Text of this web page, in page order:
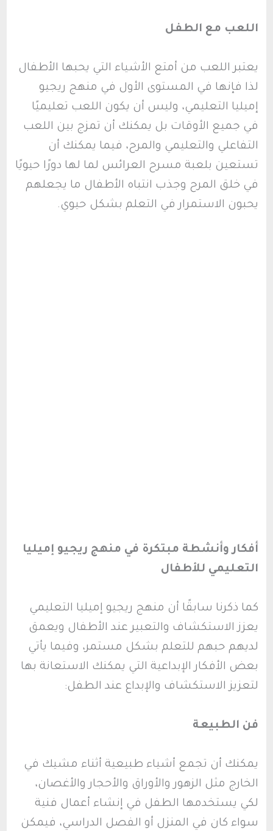
اللعب مع الطفل
يعتبر اللعب من أمتع الأشياء التي يحبها الأطفال
لذا فإنها في المستوى الأول في منهج ريجيو
إميليا التعليمي، وليس أن يكون اللعب تعليميًا
في جميع الأوقات بل يمكنك أن تمزج بين اللعب
التفاعلي والتعليمي والمرح، فيما يمكنك أن
تستعين بلعبة مسرح العرائس لما لها دورًا حيويًا
في خلق المرح وجذب انتباه الأطفال ما يجعلهم
يحبون الاستمرار في التعلم بشكل حيوي.
أفكار وأنشطة مبتكرة في منهج ريجيو إميليا
التعليمي للأطفال
كما ذكرنا سابقًا أن منهج ريجيو إميليا التعليمي
يعزز الاستكشاف والتعبير عند الأطفال ويعمق
لديهم حبهم للتعلم بشكل مستمر، وفيما يأتي
بعض الأفكار الإبداعية التي يمكنك الاستعانة بها
لتعزيز الاستكشاف والإبداع عند الطفل:
فن الطبيعة
يمكنك أن تجمع أشياء طبيعية أثناء مشيك في
الخارج مثل الزهور والأوراق والأحجار والأغصان،
لكي يستخدمها الطفل في إنشاء أعمال فنية
سواء كان في المنزل أو الفصل الدراسي، فيمكن